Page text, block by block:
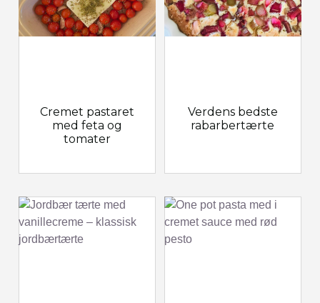
Cremet pastaret
med feta og
tomater
Verdens bedste
rabarbertærte